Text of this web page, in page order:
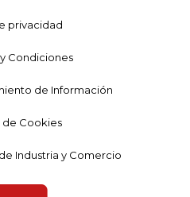
privacidad
Condiciones
de Información
de Cookies
Industria y Comercio